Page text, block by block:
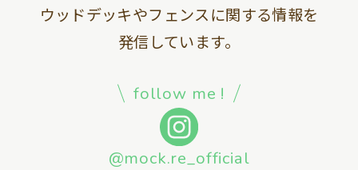
ウッドデッキやフェンスに関する情報を
発信しています。
follow me !
@mock.re_official